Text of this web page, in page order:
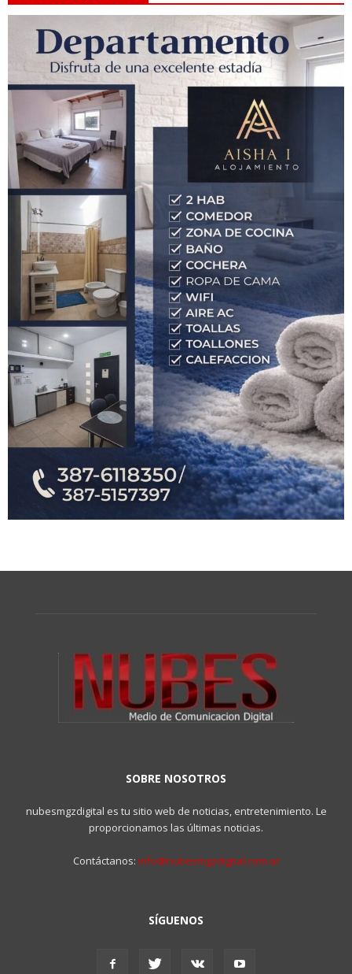
SOBRE NOSOTROS
nubesmgzdigital es tu sitio web de noticias, entretenimiento. Le
proporcionamos las últimas noticias.
Contáctanos: info@nubesmgzdigital.com.ar
SÍGUENOS